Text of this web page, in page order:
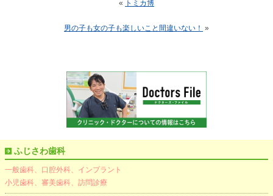
« トミカ博
男の子も女の子も楽しいこと間違いない！ »
ふじさわ歯科
一般歯科、口腔外科、インプラント
小児歯科、審美歯科、訪問診療